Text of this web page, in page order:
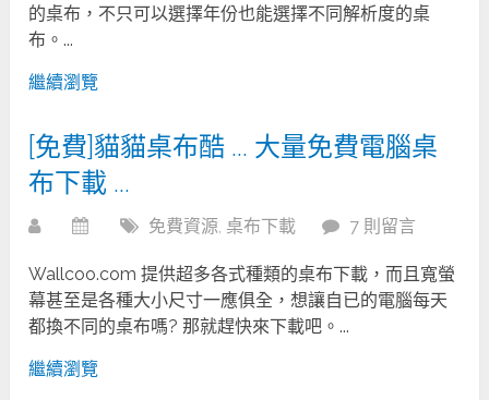
的桌布，不只可以選擇年份也能選擇不同解析度的桌
布。...
繼續瀏覽
[免費]貓貓桌布酷 … 大量免費電腦桌
布下載 …
免費資源, 桌布下載 7 則留言
Wallcoo.com 提供超多各式種類的桌布下載，而且寬螢
幕甚至是各種大小尺寸一應俱全，想讓自已的電腦每天
都換不同的桌布嗎? 那就趕快來下載吧。...
繼續瀏覽